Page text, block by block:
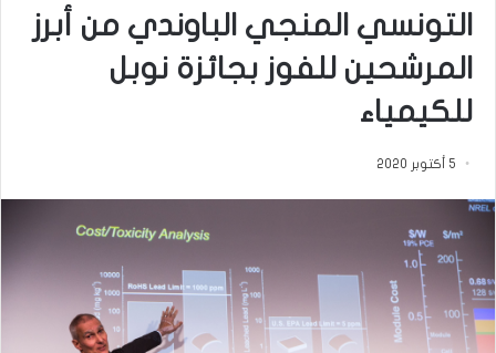
التونسي المنجي الباوندي من أبرز
المرشحين للفوز بجائزة نوبل
للكيمياء
5 أكتوبر 2020